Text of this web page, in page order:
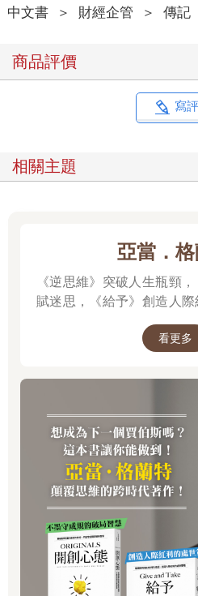
中文書 ＞ 財經企管 ＞ 傳記
商品評價
寫
相關主題
亞當．
《逆思維》突破人生瓶頸
賦迷思，《給予》創造人際
看更多